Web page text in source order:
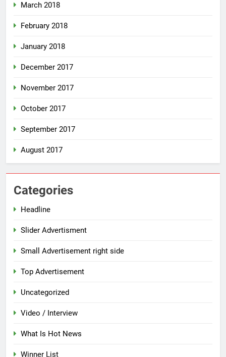
March 2018
February 2018
January 2018
December 2017
November 2017
October 2017
September 2017
August 2017
Categories
Headline
Slider Advertisment
Small Advertisement right side
Top Advertisement
Uncategorized
Video / Interview
What Is Hot News
Winner List